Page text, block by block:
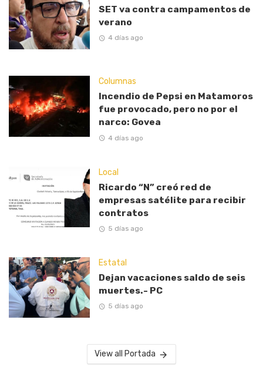
SET va contra campamentos de
verano
4 días ago
Columnas
Incendio de Pepsi en Matamoros
fue provocado, pero no por el
narco: Govea
4 días ago
Local
Ricardo “N” creó red de
empresas satélite para recibir
contratos
5 días ago
Estatal
Dejan vacaciones saldo de seis
muertes.- PC
5 días ago
View all Portada